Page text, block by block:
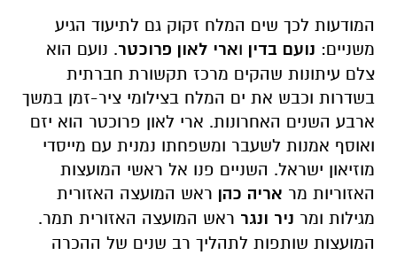
המודעות לכך שים המלח זקוק גם לתיעוד הגיע
משניים: נועם בדין וארי לאון פרוכטר. נועם הוא
צלם עיתונות שהקים מרכז תקשורת חברתית
בשדרות וכבש את ים המלח בצילומי ציר-זמן במשך
ארבע השנים האחרונות. ארי לאון פרוכטר הוא יזם
ואוסף אמנות לשעבר ומשפחתו נמנית עם מייסדי
מוזיאון ישראל. השניים פנו אל ראשי המועצות
האזוריות מר אריה כהן ראש המועצה האזורית
מגילות ומר ניר ונגר ראש המועצה האזורית תמר.
המועצות שותפות לתהליך רב שנים של ההכרה